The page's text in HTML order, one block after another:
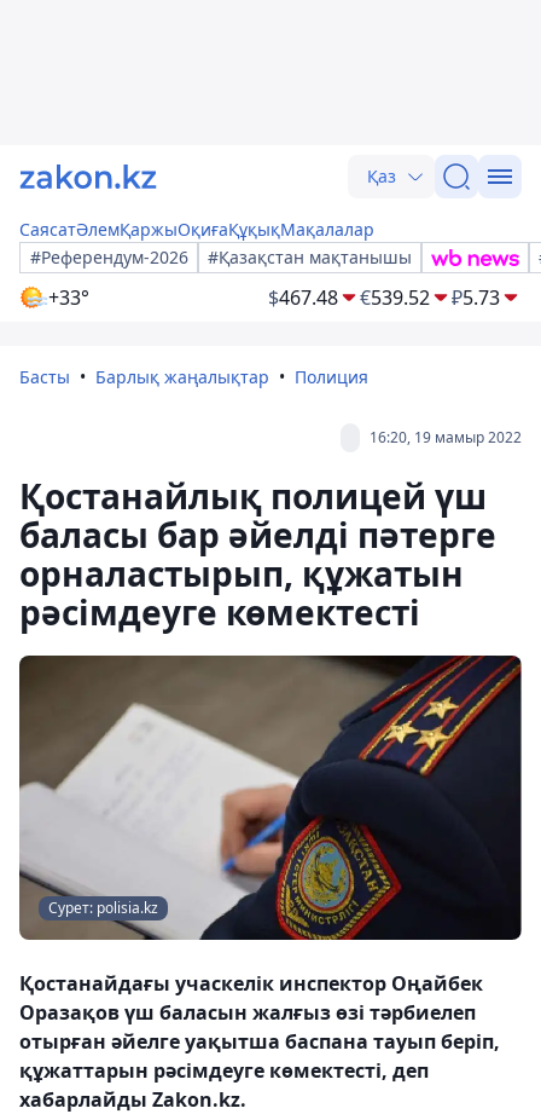
Қаз
СаясатӘлемҚаржыОқиғаҚұқықМақалалар
#Референдум-2026
#Қазақстан мақтанышы
+33° $467.48 €539.52 ₽5.73
Басты Барлық жаңалықтар Полиция
16:20, 19 мамыр 2022
Қостанайлық полицей үш
баласы бар әйелді пәтерге
орналастырып, құжатын
рәсімдеуге көмектесті
Сурет: polisia.kz
Қостанайдағы учаскелік инспектор Оңайбек
Оразақов үш баласын жалғыз өзі тәрбиелеп
отырған әйелге уақытша баспана тауып беріп,
құжаттарын рәсімдеуге көмектесті, деп
хабарлайды Zakon.kz.